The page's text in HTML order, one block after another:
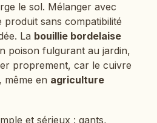
le sol. Mélanger avec
sans compatibilité
La bouillie bordelaise
poison fulgurant au jardin,
proprement, car le cuivre
même en agriculture
et sérieux : gants,